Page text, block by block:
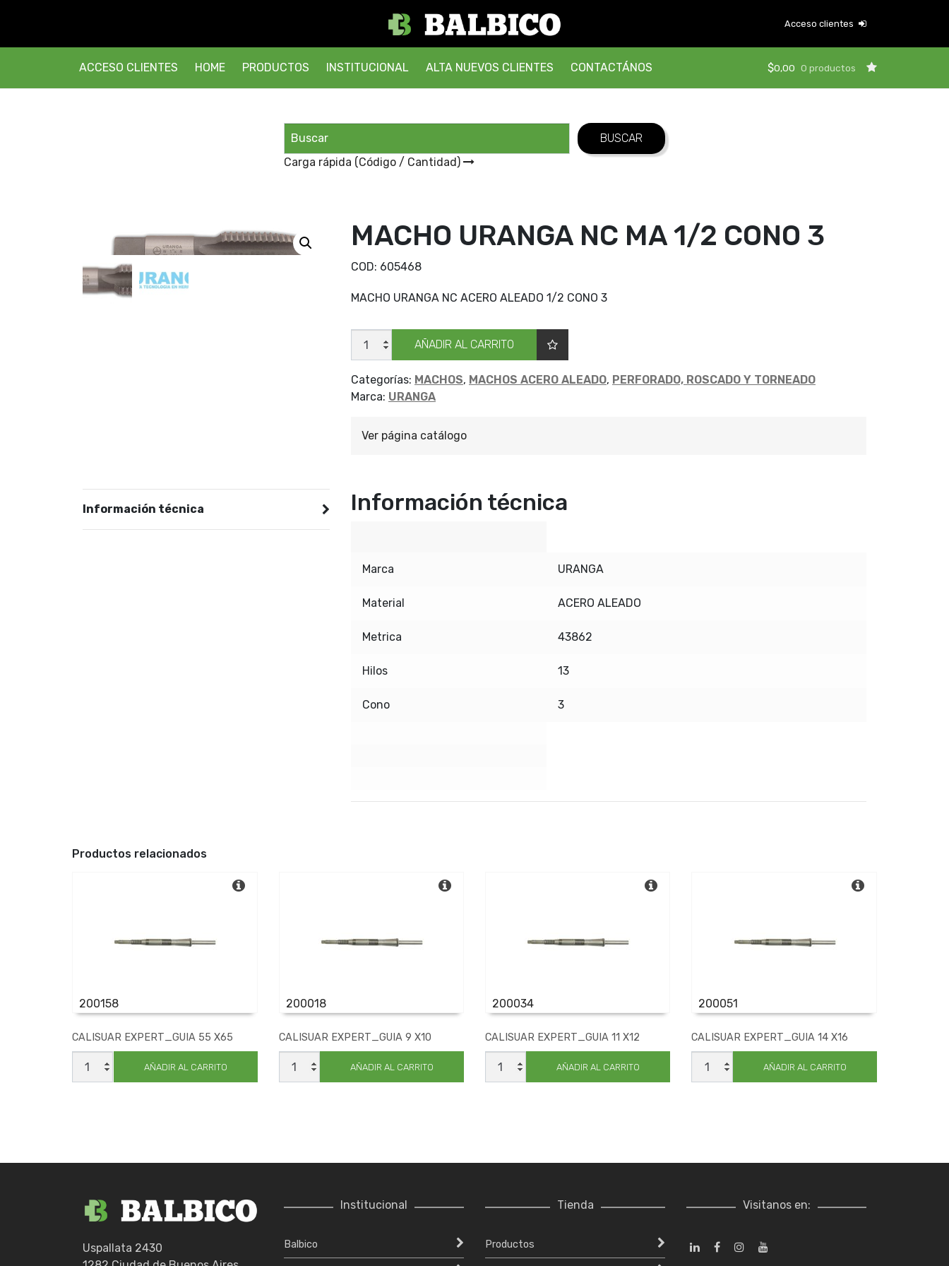
Acceso clientes
ACCESO CLIENTES HOME PRODUCTOS INSTITUCIONAL ALTA NUEVOS CLIENTES CONTACTÁNOS $0,00 0 productos
Carga rápida (Código / Cantidad)
MACHO URANGA NC MA 1/2 CONO 3
COD: 605468
MACHO URANGA NC ACERO ALEADO 1/2 CONO 3
MACHO
URANGA
NC
1/2
CONO
3
AÑADIR AL CARRITO
Categorías: MACHOS, MACHOS ACERO ALEADO, PERFORADO, ROSCADO Y TORNEADO
Marca: URANGA
Ver página catálogo
Información técnica Información técnica
Marca URANGA
Material ACERO ALEADO
Metrica 43862
Hilos 13
Cono 3
Productos relacionados
200158
CALISUAR EXPERT_GUIA 55 X65
CALISUAR
EXPERT_GUIA
55
AÑADIR AL CARRITO
200018
CALISUAR EXPERT_GUIA 9 X10
CALISUAR
EXPERT_GUIA
9
AÑADIR AL CARRITO
200034
CALISUAR EXPERT_GUIA 11 X12
CALISUAR
EXPERT_GUIA
11
AÑADIR AL CARRITO
200051
CALISUAR EXPERT_GUIA 14 X16
CALISUAR
EXPERT_GUIA
14
AÑADIR AL CARRITO
Uspallata 2430
Institucional
Balbico
Tienda
Productos
Visitanos en: